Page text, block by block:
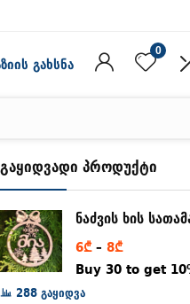
გახსნა
0
გაყიდვადი პროდუქტი
ნაძვის ხის
6₾ – 8₾Price
range:
Buy 30 to get
288 გაყიდვა